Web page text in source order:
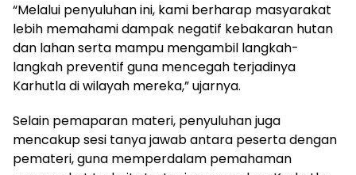
“Melalui penyuluhan ini, kami berharap masyarakat
lebih memahami dampak negatif kebakaran hutan
dan lahan serta mampu mengambil langkah-
langkah preventif guna mencegah terjadinya
Karhutla di wilayah mereka,” ujarnya.
Selain pemaparan materi, penyuluhan juga
mencakup sesi tanya jawab antara peserta dengan
pemateri, guna memperdalam pemahaman